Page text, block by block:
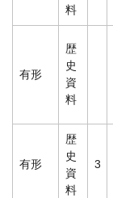
料
有形
歴
史
資
料
有形
歴
史
資
料
3